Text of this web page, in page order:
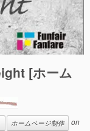
[ホーム
ホームページ制作
on